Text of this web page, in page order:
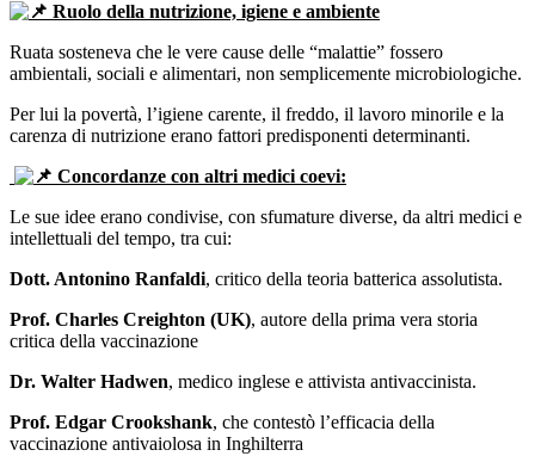
Ruolo della nutrizione, igiene e ambiente
Ruata sosteneva che le vere cause delle “malattie” fossero
ambientali, sociali e alimentari, non semplicemente microbiologiche.
Per lui la povertà, l’igiene carente, il freddo, il lavoro minorile e la
carenza di nutrizione erano fattori predisponenti determinanti.
Concordanze con altri medici coevi:
Le sue idee erano condivise, con sfumature diverse, da altri medici e
intellettuali del tempo, tra cui:
Dott. Antonino Ranfaldi, critico della teoria batterica assolutista.
Prof. Charles Creighton (UK), autore della prima vera storia
critica della vaccinazione
Dr. Walter Hadwen, medico inglese e attivista antivaccinista.
Prof. Edgar Crookshank, che contestò l’efficacia della
vaccinazione antivaiolosa in Inghilterra